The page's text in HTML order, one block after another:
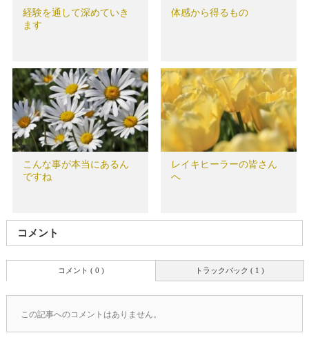
経験を通して深めていき
ます
体感から得るもの
こんな事が本当にあるん
ですね
レイキヒーラーの皆さん
へ
コメント
トラックバック ( 1 )
コメント ( 0 )
この記事へのコメントはありません。